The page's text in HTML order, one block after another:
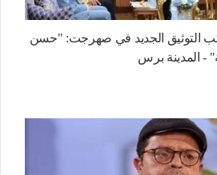
التوثيق الجديد في صهرجت: "حسن
- المدينة برس